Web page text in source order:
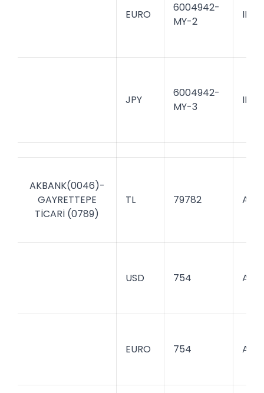
EURO
6004942-
MY-2
JPY
6004942-
MY-3
AKBANK(0046)-
GAYRETTEPE
TİCARİ (0789)
TL 79782
USD 754
EURO 754